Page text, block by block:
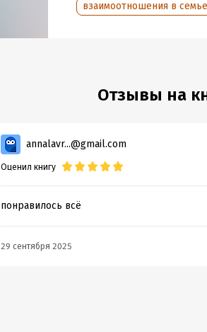
Дата написания:15 мая 2022
взаимоотношения в семье
Отзывы на
annalavr...@gmail.com
Оценил книгу
понравилось всё
29 сентября 2025